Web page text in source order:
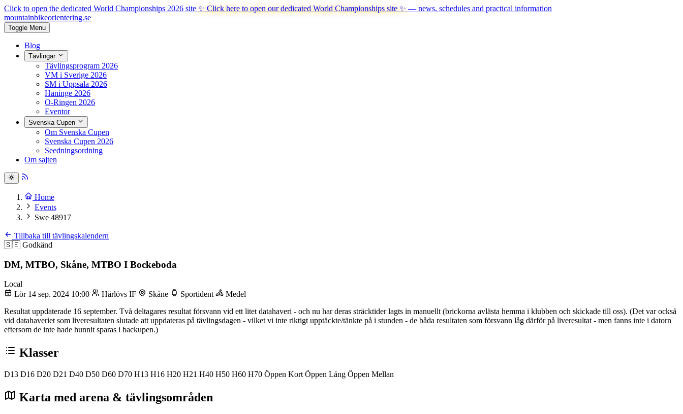
Click to open the dedicated World Championships 2026 site ✨ Click here to open our dedicated World Championships site ✨— news, schedules and practical information
mountainbikeorientering.se
Toggle Menu
Blog
Tävlingar
Tävlingsprogram 2026
VM i Sverige 2026
SM i Uppsala 2026
Haninge 2026
O-Ringen 2026
Eventor
Svenska Cupen
Om Svenska Cupen
Svenska Cupen 2026
Seedningsordning
Om sajten
Home
Events
Swe 48917
Tillbaka till tävlingskalendern
🇸🇪 Godkänd
DM, MTBO, Skåne, MTBO I Bockeboda
Local
Lör 14 sep. 2024 10:00
Härlövs IF Skåne Sportident
Medel
Resultat uppdaterade 16 september. Två deltagares resultat försvann vid ett litet datahaveri - och nu har deras sträcktider lagts in manuellt (brickorna avlästa hemma i klubben och skickade till oss). (Det var också
vid datahaveriet som liveresultaten slutade att uppdateras på tävlingsdagen - vilket vi inte riktigt upptäckte/tänkte på i stunden - de båda resultaten som försvann låg därför på liveresultat - men fanns inte i datorn
eftersom de inte hade hunnit sparas i backupen.)
Klasser
D13 D16 D20 D21 D40 D50 D60 D70 H13 H16 H20 H21 H40 H50 H60 H70 Öppen Kort Öppen Lång Öppen Mellan
Karta med arena & tävlingsområden